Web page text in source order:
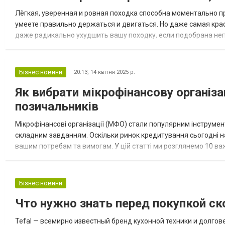
проверенный способ, что работает на все
100%. Сейчас имеем в виду такой...
Лёгкая, уверенная и ровная походка способна
умеете правильно держаться и двигаться. Но даже самая
даже радикально ухудшить вашу походку, если подобрана
Бізнес новини 20:13, 14 квітня 2025 р.
Як вибрати мікрофінансову
позичальників
Мікрофінансові організації (МФО) стали популярним
складним завданням. Оскільки ринок кредитування
вашим потребам та вимогам. У цій статті ми розглянемо 10
Бізнес новини
Что нужно знать перед покупкой
Tefal — всемирно известный бренд кухонной техники и